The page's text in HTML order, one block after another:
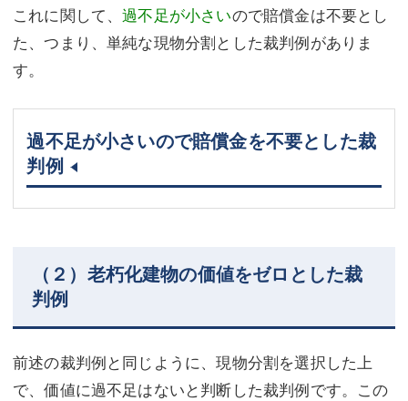
これに関して、過不足が小さいので賠償金は不要とし
た、つまり、単純な現物分割とした裁判例がありま
す。
過不足が小さいので賠償金を不要とした裁
判例
（２）老朽化建物の価値をゼロとした裁
判例
前述の裁判例と同じように、現物分割を選択した上
で、価値に過不足はないと判断した裁判例です。この